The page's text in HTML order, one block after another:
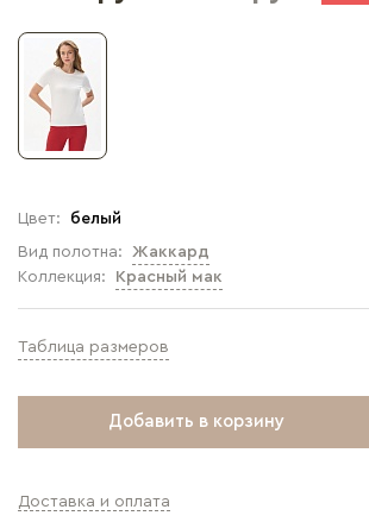
Коллекция: Красный мак
Вид полотна: Жаккард
Цвет: белый
Таблица размеров
Добавить в корзину
Доставка и оплата